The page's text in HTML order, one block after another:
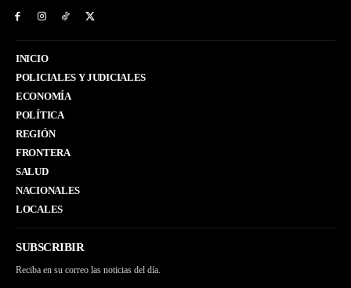
INICIO
POLICIALES Y JUDICIALES
ECONOMÍA
POLÍTICA
REGIÓN
FRONTERA
SALUD
NACIONALES
LOCALES
SUBSCRIBIR
Reciba en su correo las noticias del día.